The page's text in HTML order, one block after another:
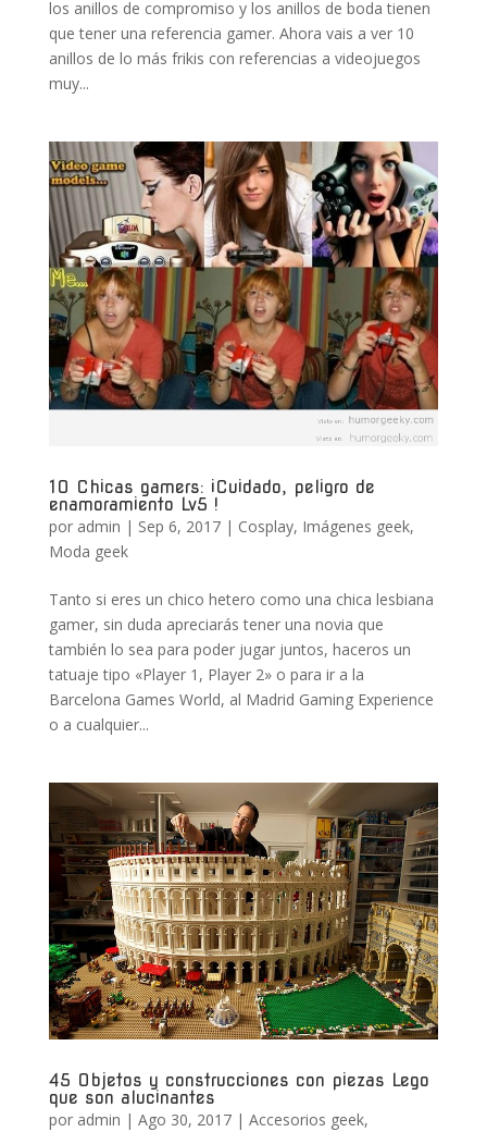
los anillos de compromiso y los anillos de boda tienen
que tener una referencia gamer. Ahora vais a ver 10
anillos de lo más frikis con referencias a videojuegos
muy...
10 Chicas gamers: ¡Cuidado, peligro de
enamoramiento Lv5 !
por admin | Sep 6, 2017| Cosplay, Imágenes geek,
Moda geek
Tanto si eres un chico hetero como una chica lesbiana
gamer, sin duda apreciarás tener una novia que
también lo sea para poder jugar juntos, haceros un
tatuaje tipo «Player 1, Player 2» o para ir a la
Barcelona Games World, al Madrid Gaming Experience
o a cualquier...
45 Objetos y construcciones con piezas Lego
que son alucinantes
por admin | Ago 30, 2017| Accesorios geek,